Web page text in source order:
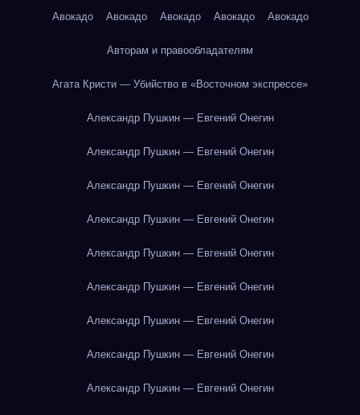
Авокадо Авокадо Авокадо Авокадо Авокадо
Авторам и правообладателям
Агата Кристи — Убийство в «Восточном экспрессе»
Александр Пушкин — Евгений Онегин
Александр Пушкин — Евгений Онегин
Александр Пушкин — Евгений Онегин
Александр Пушкин — Евгений Онегин
Александр Пушкин — Евгений Онегин
Александр Пушкин — Евгений Онегин
Александр Пушкин — Евгений Онегин
Александр Пушкин — Евгений Онегин
Александр Пушкин — Евгений Онегин